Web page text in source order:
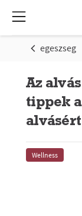
egeszseg
Az
tippek
alvásért
Wellness